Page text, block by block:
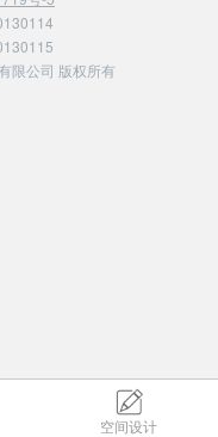
限公司 版权所有
空间设计